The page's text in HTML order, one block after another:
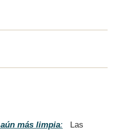
aún más limpia: Las